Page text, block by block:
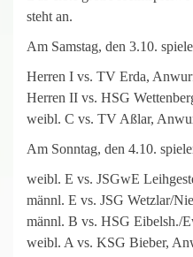
steht an.
Am Samstag, den 3.10.
Herren I vs. TV Erda,
Herren II vs. HSG
weibl. C vs. TV Aßlar,
Am Sonntag, den 4.10.
weibl. E vs. JSGwE
männl. E vs. JSG Wetzlar/
männl. B vs. HSG Eibelsh./
weibl. A vs. KSG Bieber,